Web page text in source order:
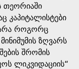
თეორიაში
კაპიტალისტები
არა როგორც
ზღვარს
შრომის
ლიკვიდაციის“